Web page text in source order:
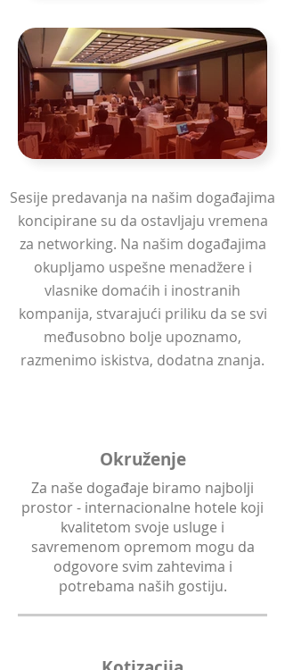
Sesije predavanja na našim događajima
koncipirane su da ostavljaju vremena
za networking. Na našim događajima
okupljamo uspešne menadžere i
vlasnike domaćih i inostranih
kompanija, stvarajući priliku da se svi
međusobno bolje upoznamo,
razmenimo iskistva, dodatna znanja.
Okruženje
Za naše događaje biramo najbolji
prostor - internacionalne hotele koji
kvalitetom svoje usluge i
savremenom opremom mogu da
odgovore svim zahtevima i
potrebama naših gostiju.